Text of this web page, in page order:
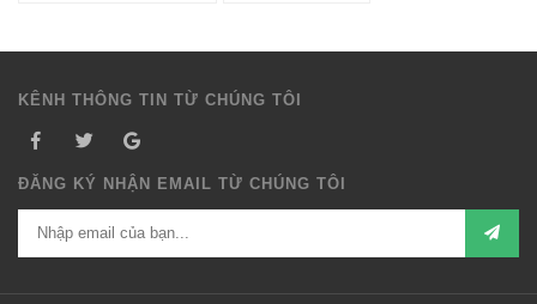
KÊNH THÔNG TIN TỪ CHÚNG TÔI
ĐĂNG KÝ NHẬN EMAIL TỪ CHÚNG TÔI